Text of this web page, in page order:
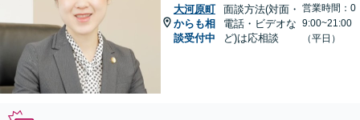
大河原町
からも相
談受付中
面談方法(対面・
電話・ビデオな
ど)は応相談
営業時間：0
9:00~21:00
（平日）